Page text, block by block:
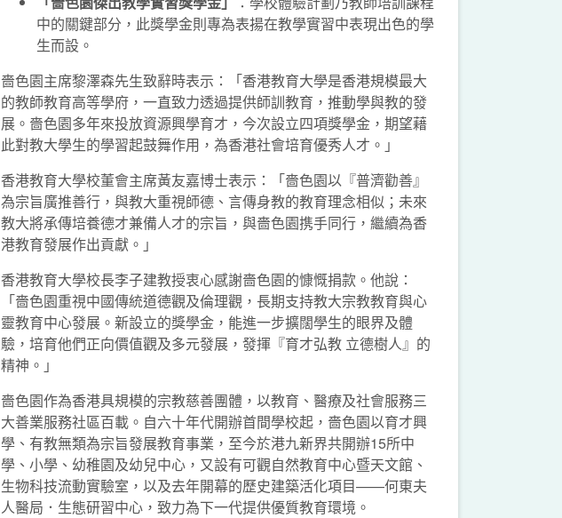
中的關鍵部分，此獎學金則專為表揚在教學實習中表現出色的學
生而設。
嗇色園主席黎澤森先生致辭時表示：「香港教育大學是香港規模最大
的教師教育高等學府，一直致力透過提供師訓教育，推動學與教的發
展。嗇色園多年來投放資源興學育才，今次設立四項獎學金，期望藉
此對教大學生的學習起鼓舞作用，為香港社會培育優秀人才。」
香港教育大學校董會主席黃友嘉博士表示：「嗇色園以『普濟勸善』
為宗旨廣推善行，與教大重視師德、言傳身教的教育理念相似；未來
教大將承傳培養德才兼備人才的宗旨，與嗇色園携手同行，繼續為香
港教育發展作出貢獻。」
香港教育大學校長李子建教授衷心感謝嗇色園的慷慨捐款。他說：
「嗇色園重視中國傳統道德觀及倫理觀，長期支持教大宗教教育與心
靈教育中心發展。新設立的獎學金，能進一步擴闊學生的眼界及體
驗，培育他們正向價值觀及多元發展，發揮『育才弘教 立德樹人』的
精神。」
嗇色園作為香港具規模的宗教慈善團體，以教育、醫療及社會服務三
大善業服務社區百載。自六十年代開辦首間學校起，嗇色園以育才興
學、有教無類為宗旨發展教育事業，至今於港九新界共開辦15所中
學、小學、幼稚園及幼兒中心，又設有可觀自然教育中心暨天文館、
生物科技流動實驗室，以及去年開幕的歷史建築活化項目——何東夫
人醫局．生態研習中心，致力為下一代提供優質教育環境。